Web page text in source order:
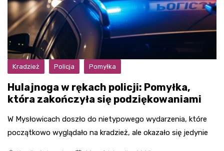
Kradzież Policja Pomyłka
Hulajnoga w rękach policji: Pomyłka,
która zakończyła się podziękowaniami
W Mysłowicach doszło do nietypowego wydarzenia, które
początkowo wyglądało na kradzież, ale okazało się jedynie